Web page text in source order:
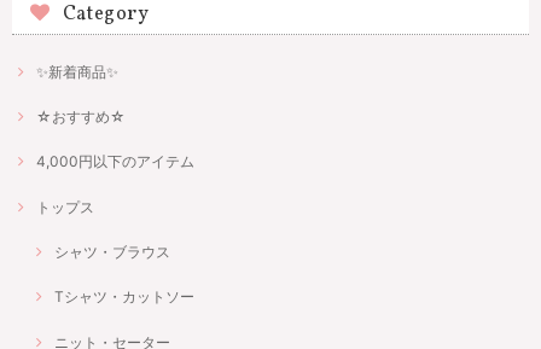
Category
✨新着商品✨
☆おすすめ☆
4,000円以下のアイテム
トップス
シャツ・ブラウス
Tシャツ・カットソー
ニット・セーター